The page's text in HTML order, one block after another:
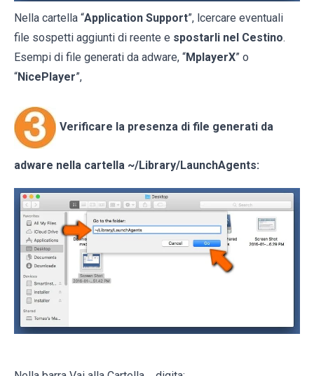
Nella cartella “Application Support”, lcercare eventuali
file sospetti aggiunti di reente e spostarli nel Cestino.
Esempi di file generati da adware, “MplayerX” o
“NicePlayer”,
Verificare la presenza di file generati da
adware nella cartella ~/Library/LaunchAgents: